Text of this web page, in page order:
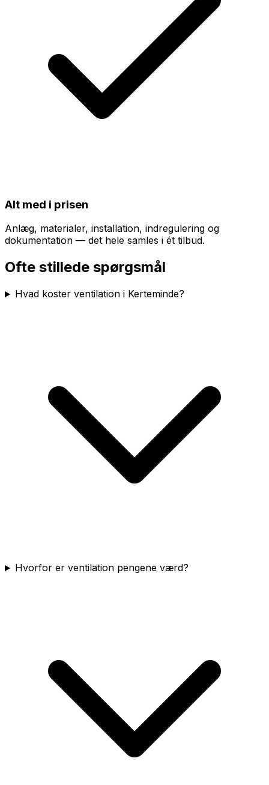
Alt med i prisen
Anlæg, materialer, installation, indregulering og
dokumentation — det hele samles i ét tilbud.
Ofte stillede spørgsmål
Hvad koster ventilation i Kerteminde?
Hvorfor er ventilation pengene værd?